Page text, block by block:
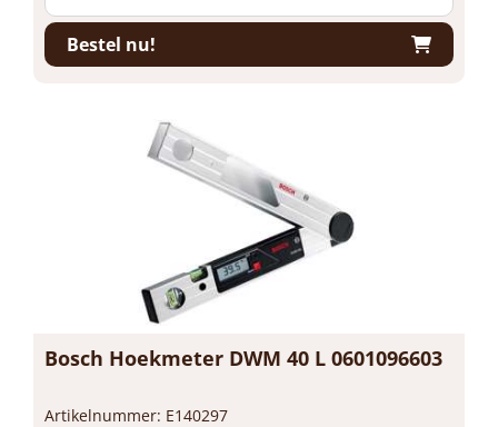
Bestel nu!
Bosch Hoekmeter DWM 40 L 0601096603
Artikelnummer: E140297